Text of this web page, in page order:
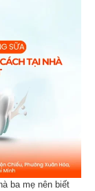
ba mẹ nên biết